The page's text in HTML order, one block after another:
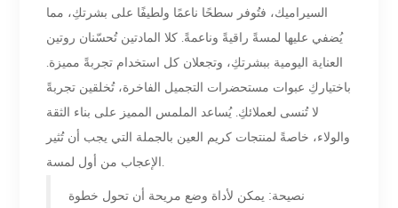
السيراميك، فتُوفر سطحًا ناعمًا ولطيفًا على بشرتكِ، مما
يُضفي عليها لمسةً راقيةً وناعمةً. كلا المادتين تُحسّنان روتين
العناية اليومية ببشرتكِ، وتجعلان كل استخدام تجربةً مميزة.
باختياركِ عبوات مستحضرات التجميل الفاخرة، تُخلقين تجربةً
لا تُنسى لعملائكِ. يُساعد الملمس المميز على بناء الثقة
والولاء، خاصةً لمنتجات كريم العين بالجملة التي يجب أن تُثير
الإعجاب من أول لمسة.
نصيحة: يمكن لأداة وضع مريحة أن تحول خطوة